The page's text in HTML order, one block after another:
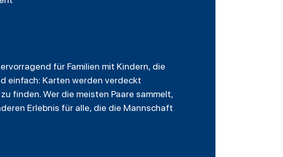
für Familien mit Kindern, die
einfach: Karten werden verdeckt
finden. Wer die meisten Paare sammelt,
Erlebnis für alle, die die Mannschaft